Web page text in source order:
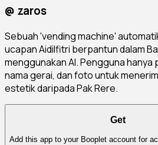
@ zaros
Sebuah 'vending machine'
ucapan Aidilfitri berpantun dalam
menggunakan AI. Pengguna hanya
nama gerai, dan foto untuk
estetik daripada Pak Rere.
Get
Add this app to your Booplet account for